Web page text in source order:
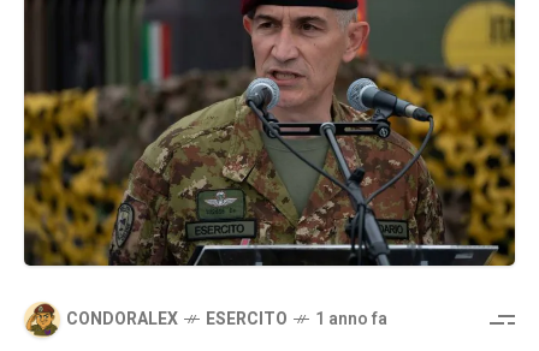
CONDORALEX ESERCITO 1 anno fa